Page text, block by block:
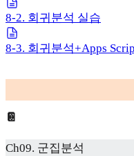
8-2. 회귀분석 실습
8-3. 회귀분석+Apps
📔
Ch09. 군집분석